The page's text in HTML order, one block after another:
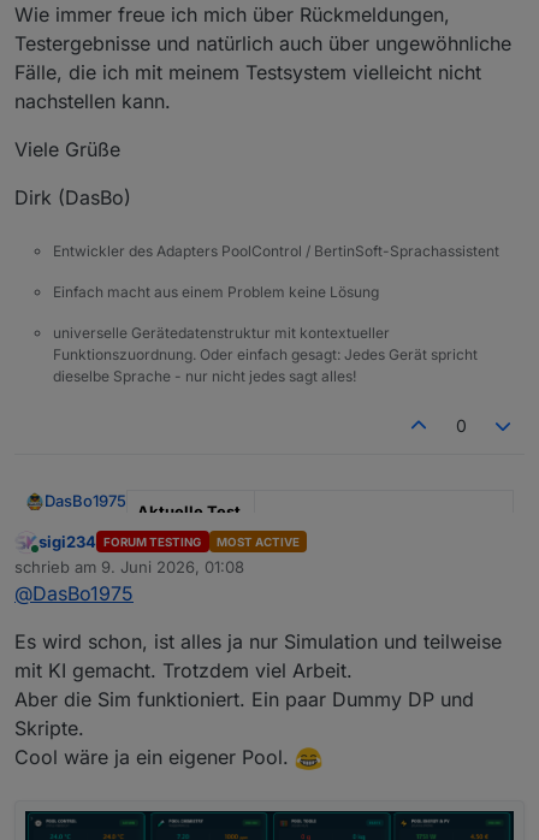
Wie immer freue ich mich über Rückmeldungen,
Testergebnisse und natürlich auch über ungewöhnliche
Fälle, die ich mit meinem Testsystem vielleicht nicht
nachstellen kann.
Viele Grüße
Dirk (DasBo)
Entwickler des Adapters PoolControl / BertinSoft-Sprachassistent
Einfach macht aus einem Problem keine Lösung
universelle Gerätedatenstruktur mit kontextueller
Funktionszuordnung. Oder einfach gesagt: Jedes Gerät spricht
dieselbe Sprache - nur nicht jedes sagt alles!
0
DasBo1975
Aktuelle Test
Version
1.4.1
Veröffentlichu
Github Link
https://github.com/DasBo1975/i
obroker.poolcontrol
Steuerung und Überwachung von Poolanlagen.
Pumpensteuerung (Automatik, Manuell,
Überhitzungsschutz
Temperaturverwaltung mit bis zu 6 Sensoren,
Online
sigi234 FORUM TESTING MOST ACTIVE
schrieb am 9. Juni 2026, 01:08
zuletzt editiert von
@DasBo1975
Es wird schon, ist alles ja nur Simulation und teilweise
mit KI gemacht. Trotzdem viel Arbeit.
Aber die Sim funktioniert. Ein paar Dummy DP und
Skripte.
Cool wäre ja ein eigener Pool.